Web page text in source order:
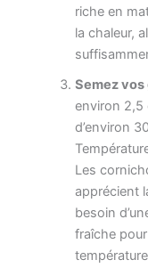
riche en
la chaleur,
Semez vos
environ 2,5
d’environ
Les
apprécient
besoin
fraîche